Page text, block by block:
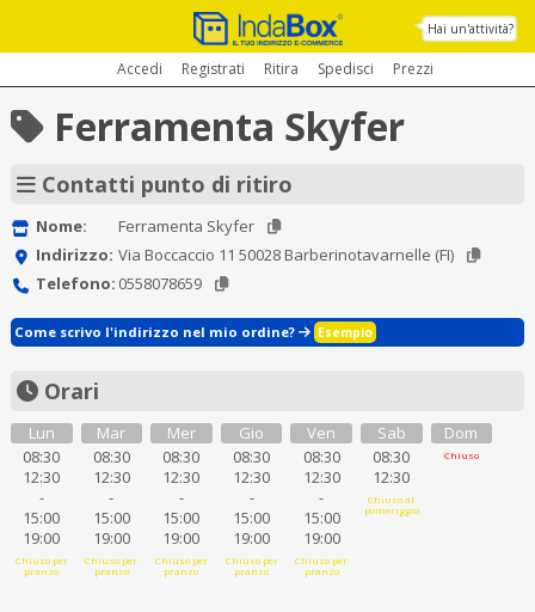
Hai un'attività?
Accedi Registrati Ritira Spedisci Prezzi
Ferramenta Skyfer
Contatti punto di ritiro
Nome:
Ferramenta Skyfer
Indirizzo: Via Boccaccio 11 50028 Barberinotavarnelle (FI)
Telefono: 0558078659
Come scrivo l'indirizzo nel mio ordine? Esempio
Orari
Lun
08:30
12:30
-
15:00
19:00
Chiuso per
pranzo
Mar
08:30
12:30
-
15:00
19:00
Chiuso per
pranzo
Mer
08:30
12:30
-
15:00
19:00
Chiuso per
pranzo
Gio
08:30
12:30
-
15:00
19:00
Chiuso per
pranzo
Ven
08:30
12:30
-
15:00
19:00
Chiuso per
pranzo
Sab
08:30
12:30
Chiuso al
pomeriggio
Dom
Chiuso